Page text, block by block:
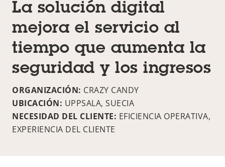
La solución digital
mejora el servicio al
tiempo que aumenta la
seguridad y los ingresos
ORGANIZACIÓN: CRAZY CANDY
UBICACIÓN: UPPSALA, SUECIA
NECESIDAD DEL CLIENTE: EFICIENCIA OPERATIVA,
EXPERIENCIA DEL CLIENTE